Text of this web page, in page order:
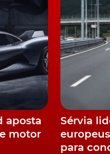
aposta
motor
Sérvia
para